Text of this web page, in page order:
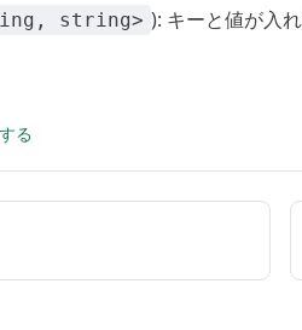
string> ): キーと値が入
る